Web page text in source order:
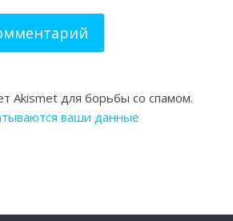
Akismet для борьбы со спамом.
ваши данные